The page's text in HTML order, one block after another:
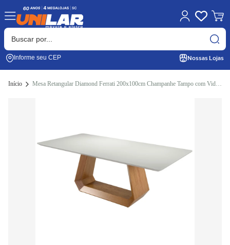
Informe seu CEP Nossas Lojas
Início Mesa Retangular Diamond Ferrati 200x100cm Champanhe Tampo com Vidro Off White